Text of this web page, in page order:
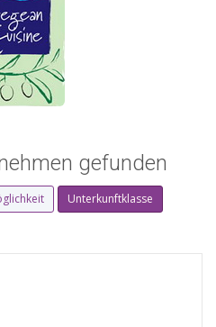
gefunden
Unterkunftklasse